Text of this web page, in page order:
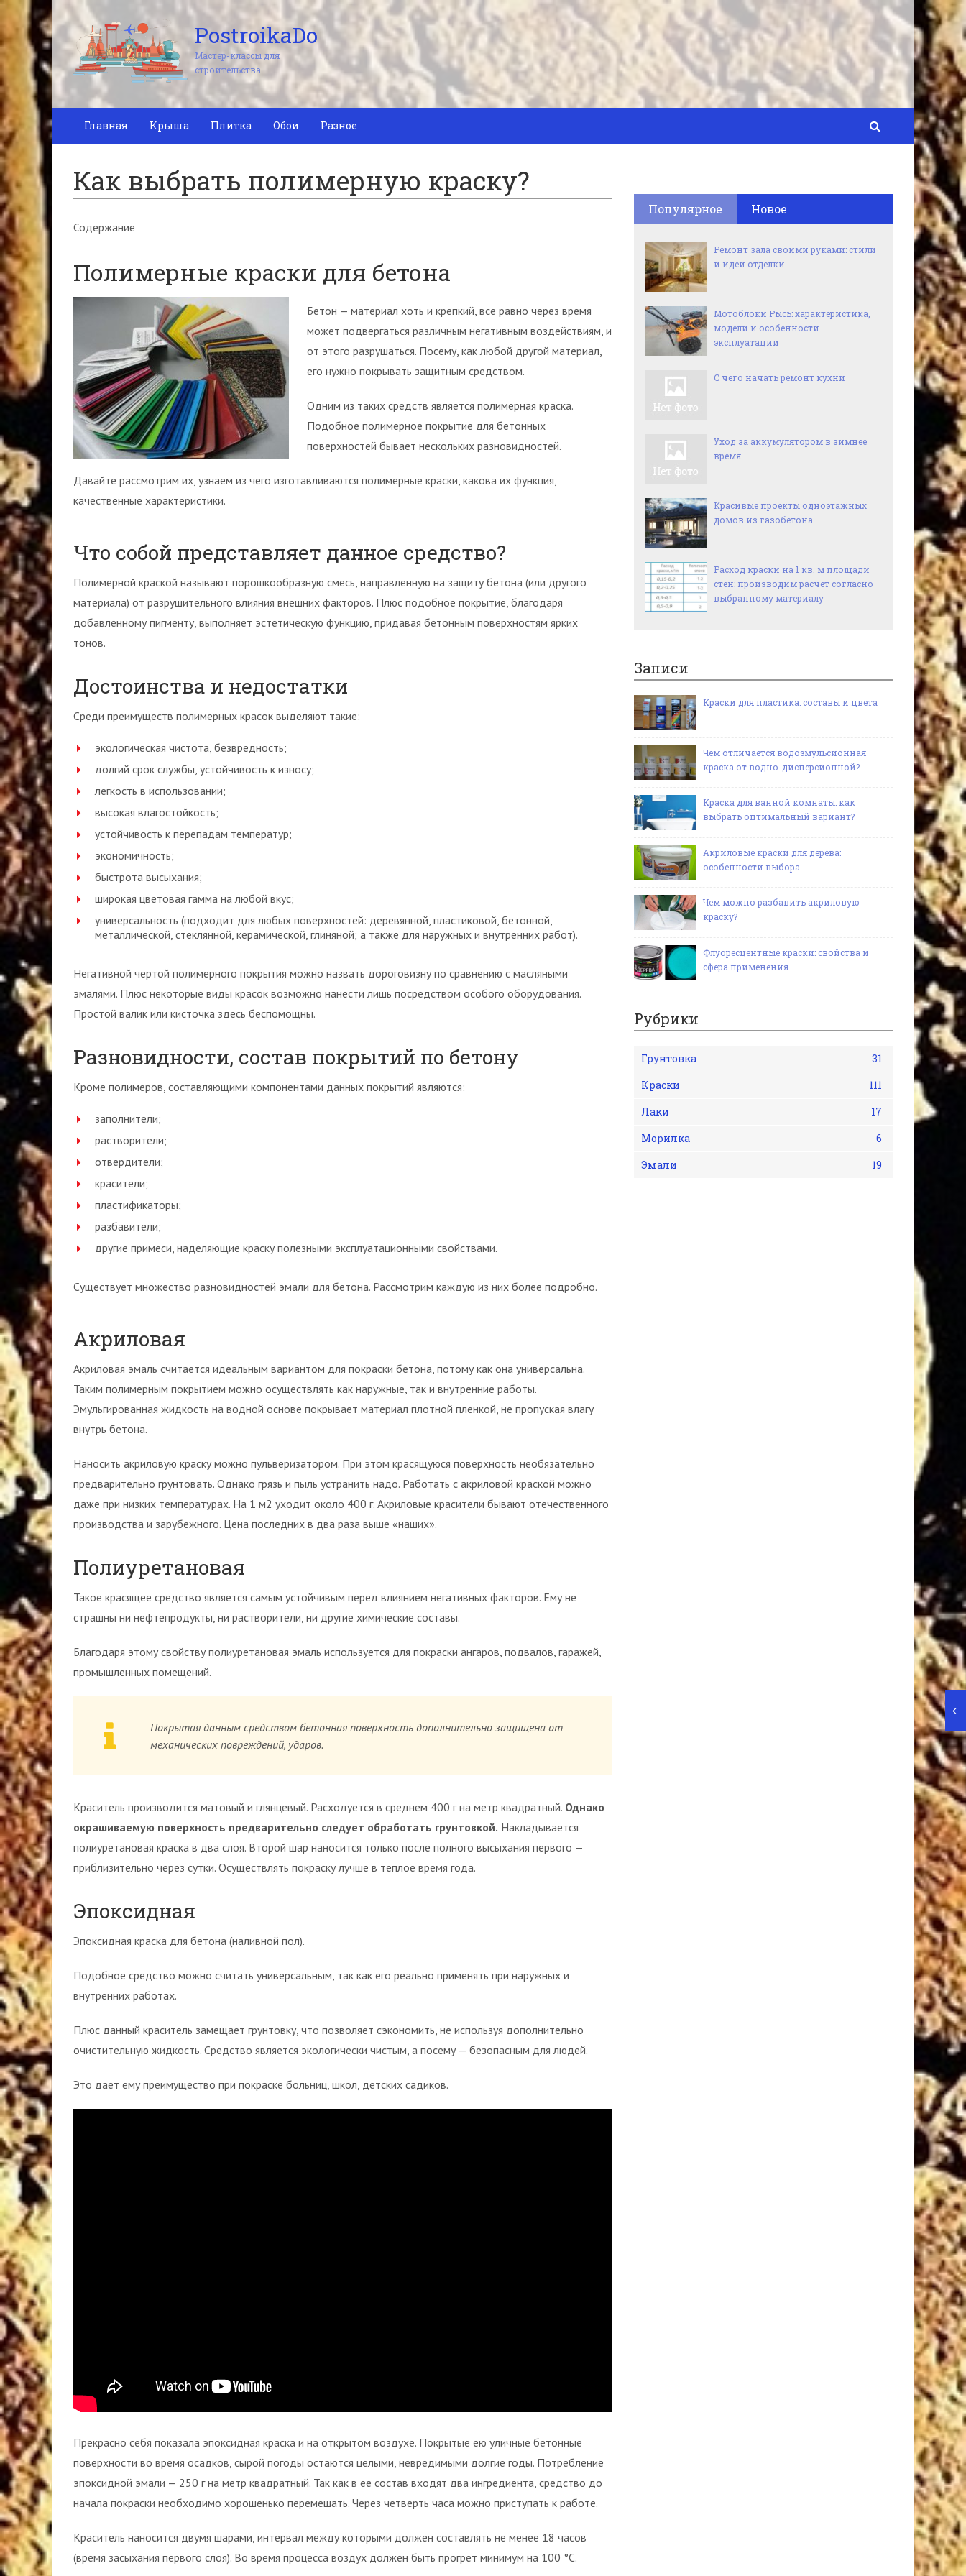
PostroikaDo
Мастер-классы для
строительства
Главная Крыша Плитка Обои Разное
Как выбрать полимерную краску?
Содержание
Полимерные краски для бетона
Бетон — материал хоть и крепкий, все равно через время
может подвергаться различным негативным воздействиям, и
от этого разрушаться. Посему, как любой другой материал,
его нужно покрывать защитным средством.
Одним из таких средств является полимерная краска.
Подобное полимерное покрытие для бетонных
поверхностей бывает нескольких разновидностей.
Давайте рассмотрим их, узнаем из чего изготавливаются полимерные краски, какова их функция,
качественные характеристики.
Что собой представляет данное средство?
Полимерной краской называют порошкообразную смесь, направленную на защиту бетона (или другого
материала) от разрушительного влияния внешних факторов. Плюс подобное покрытие, благодаря
добавленному пигменту, выполняет эстетическую функцию, придавая бетонным поверхностям ярких
тонов.
Достоинства и недостатки
Среди преимуществ полимерных красок выделяют такие:
экологическая чистота, безвредность;
долгий срок службы, устойчивость к износу;
легкость в использовании;
высокая влагостойкость;
устойчивость к перепадам температур;
экономичность;
быстрота высыхания;
широкая цветовая гамма на любой вкус;
универсальность (подходит для любых поверхностей: деревянной, пластиковой, бетонной,
металлической, стеклянной, керамической, глиняной; а также для наружных и внутренних работ).
Негативной чертой полимерного покрытия можно назвать дороговизну по сравнению с масляными
эмалями. Плюс некоторые виды красок возможно нанести лишь посредством особого оборудования.
Простой валик или кисточка здесь беспомощны.
Разновидности, состав покрытий по бетону
Кроме полимеров, составляющими компонентами данных покрытий являются:
заполнители;
растворители;
отвердители;
красители;
пластификаторы;
разбавители;
другие примеси, наделяющие краску полезными эксплуатационными свойствами.
Существует множество разновидностей эмали для бетона. Рассмотрим каждую из них более подробно.
Акриловая
Акриловая эмаль считается идеальным вариантом для покраски бетона, потому как она универсальна.
Таким полимерным покрытием можно осуществлять как наружные, так и внутренние работы.
Эмульгированная жидкость на водной основе покрывает материал плотной пленкой, не пропуская влагу
внутрь бетона.
Наносить акриловую краску можно пульверизатором. При этом красящуюся поверхность необязательно
предварительно грунтовать. Однако грязь и пыль устранить надо. Работать с акриловой краской можно
даже при низких температурах. На 1 м2 уходит около 400 г. Акриловые красители бывают отечественного
производства и зарубежного. Цена последних в два раза выше «наших».
Полиуретановая
Такое красящее средство является самым устойчивым перед влиянием негативных факторов. Ему не
страшны ни нефтепродукты, ни растворители, ни другие химические составы.
Благодаря этому свойству полиуретановая эмаль используется для покраски ангаров, подвалов, гаражей,
промышленных помещений.
Покрытая данным средством бетонная поверхность дополнительно защищена от
механических повреждений, ударов.
Краситель производится матовый и глянцевый. Расходуется в среднем 400 г на метр квадратный. Однако
окрашиваемую поверхность предварительно следует обработать грунтовкой. Накладывается
полиуретановая краска в два слоя. Второй шар наносится только после полного высыхания первого —
приблизительно через сутки. Осуществлять покраску лучше в теплое время года.
Эпоксидная
Эпоксидная краска для бетона (наливной пол).
Подобное средство можно считать универсальным, так как его реально применять при наружных и
внутренних работах.
Плюс данный краситель замещает грунтовку, что позволяет сэкономить, не используя дополнительно
очистительную жидкость. Средство является экологически чистым, а посему — безопасным для людей.
Это дает ему преимущество при покраске больниц, школ, детских садиков.
Прекрасно себя показала эпоксидная краска и на открытом воздухе. Покрытые ею уличные бетонные
поверхности во время осадков, сырой погоды остаются целыми, невредимыми долгие годы. Потребление
эпоксидной эмали — 250 г на метр квадратный. Так как в ее состав входят два ингредиента, средство до
начала покраски необходимо хорошенько перемешать. Через четверть часа можно приступать к работе.
Краситель наносится двумя шарами, интервал между которыми должен составлять не менее 18 часов
(время засыхания первого слоя). Во время процесса воздух должен быть прогрет минимум на 100 °С.
Популярное Новое
Ремонт зала своими руками: стили
и идеи отделки
Мотоблоки Рысь: характеристика,
модели и особенности
эксплуатации
С чего начать ремонт кухни
Уход за аккумулятором в зимнее
время
Красивые проекты одноэтажных
домов из газобетона
Расход краски на 1 кв. м площади
стен: производим расчет согласно
выбранному материалу
Записи
Краски для пластика: составы и цвета
Чем отличается водоэмульсионная
краска от водно-дисперсионной?
Краска для ванной комнаты: как
выбрать оптимальный вариант?
Акриловые краски для дерева:
особенности выбора
Чем можно разбавить акриловую
краску?
Флуоресцентные краски: свойства и
сфера применения
Рубрики
Грунтовка
31
Краски
111
Лаки
17
Морилка
6
Эмали
19